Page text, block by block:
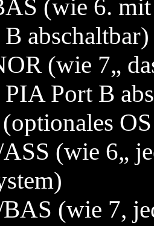
(wie 6.
abschaltbar)
(wie 7„
Port B
(wie 6„
(wie 7,